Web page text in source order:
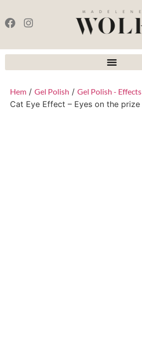
Hem / Gel Polish / Gel Polish - Effects
Cat Eye Effect – Eyes on the prize